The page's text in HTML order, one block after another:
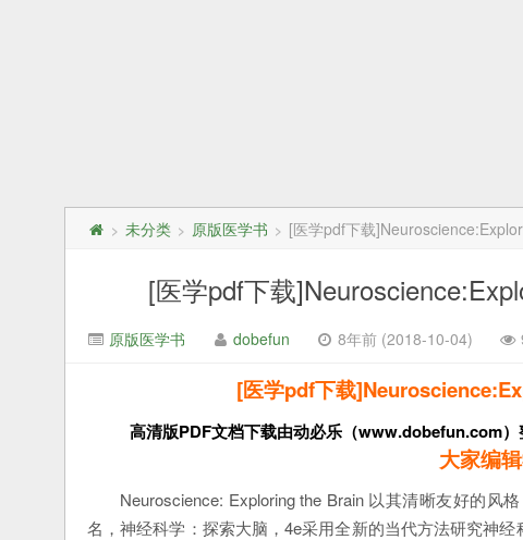
> 未分类 > 原版医学书 > [医学pdf下载
[医学pdf下载
原版医学书 dobefun 8年前 (2018-10-04)
[医学pdf下载
高清版PDF文档下载由动必乐（www.dobefun.com）
大家编
Neuroscience: Exploring the Brain 以其清晰友好的风
名，神经科学：探索大脑，4e采用全新的当代方法研究神